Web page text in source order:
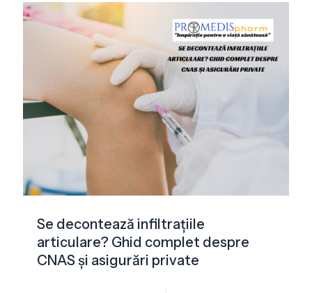
Se decontează infiltrațiile
articulare? Ghid complet despre
CNAS și asigurări private